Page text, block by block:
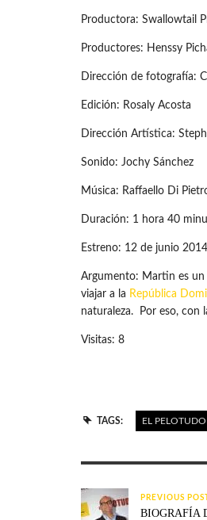
Productora: Swallowtail
Productores: Henssy
Dirección de fotografía:
Edición: Rosaly Acosta
Dirección Artística:
Sonido: Jochy Sánchez
Música: Raffaello Di
Duración: 1 hora 40
Estreno: 12 de junio 2014
Argumento: Martin es un
viajar a la República
naturaleza. Por eso, con
Visitas: 8
TAGS: EL PELOTUDO
PREVIOUS POST
BIOGRAFÍA